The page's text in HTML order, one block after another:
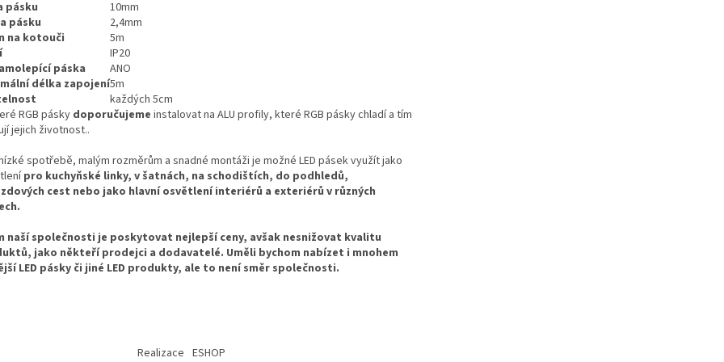
pásku
10mm
pásku
2,4mm
na kotouči
5m
IP20
páska
ANO
délka zapojení5m
každých 5cm
RGB pásky doporučujeme instalovat na ALU profily, které RGB pásky chladí a tím
jejich životnost..
spotřebě, malým rozměrům a snadné montáži je možné LED pásek využít jako
pro kuchyňské linky, v šatnách, na schodištích, do podhledů,
cest nebo jako hlavní osvětlení interiérů a exteriérů v různých
naší společnosti je poskytovat nejlepší ceny, avšak nesnižovat kvalitu
jako někteří prodejci a dodavatelé. Uměli bychom nabízet i mnohem
LED pásky či jiné LED produkty, ale to není směr společnosti.
Realizace ESHOP